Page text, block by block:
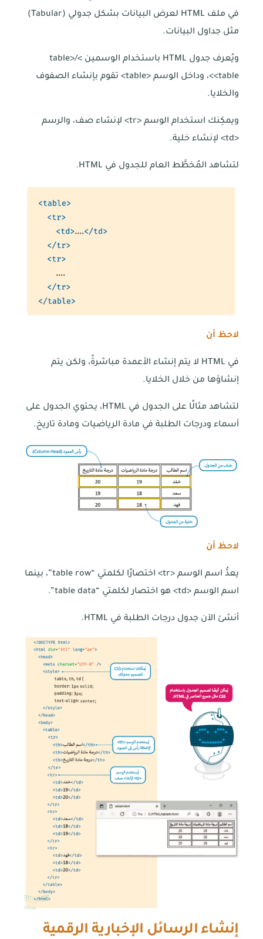
في ملف HTML لعرض البيانات بشكل جدولي (Tabular)
مثل جداول البيانات.
ويُعرف جدول HTML باستخدام الوسمين table>/<
<table>، وداخل الوسم <table> تقوم بإنشاء الصفوف
والخلايا.
ويمكِنك استخدام الوسم <tr> لإنشاء صف، والرسم
<td> لإنشاء خلية.
لتشاهد المُخطَّط العام للجدول في HTML.
لاحظ أن
في HTML لا يتم إنشاء الأعمدة مباشرةً، ولكن يتم
إنشاؤها من خلال الخلايا.
لتشاهد مثالًا على الجدول في HTML، يحتوي الجدول على
أسماء ودرجات الطلبة في مادة الرياضيات ومادة تاريخ.
لاحظ أن
يعدُّ اسم الوسم <tr> اختصارًا لكلمتي “table row”، بينما
اسم الوسم <td> هو اختصار لكلمتي “table data”.
أنشئ الآن جدول درجات الطلبة في HTML.
إنشاء الرسائل الإخبارية الرقمية